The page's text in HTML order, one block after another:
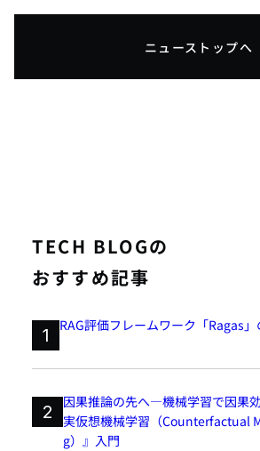
ニューストップへ
TECH BLOGの
おすすめ記事
1 RAG評価フレームワーク「Ragas
2
因果推論の先へ―機械学習で因果
実仮想機械学習（Counterfactual
g）』入門